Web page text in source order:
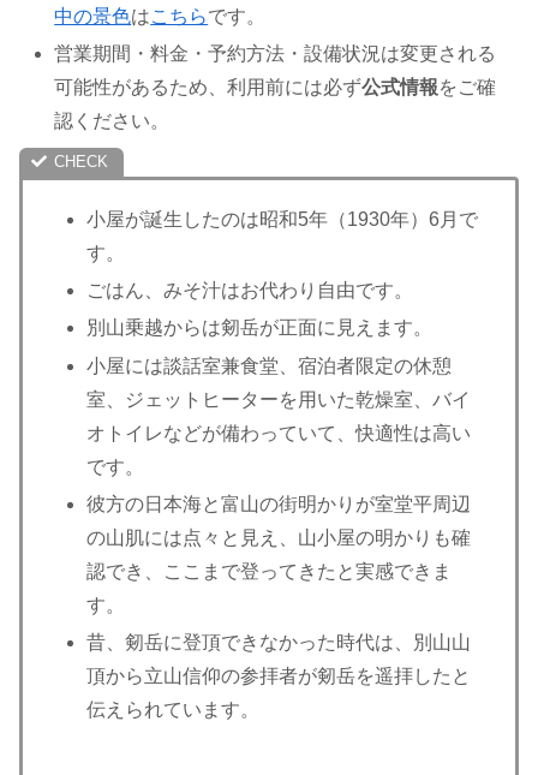
中の景色はこちらです。
営業期間・料金・予約方法・設備状況は変更される
可能性があるため、利用前には必ず公式情報をご確
認ください。
小屋が誕生したのは昭和5年（1930年）6月で
す。
ごはん、みそ汁はお代わり自由です。
別山乗越からは剱岳が正面に見えます。
小屋には談話室兼食堂、宿泊者限定の休憩
室、ジェットヒーターを用いた乾燥室、バイ
オトイレなどが備わっていて、快適性は高い
です。
彼方の日本海と富山の街明かりが室堂平周辺
の山肌には点々と見え、山小屋の明かりも確
認でき、ここまで登ってきたと実感できま
す。
昔、剱岳に登頂できなかった時代は、別山山
頂から立山信仰の参拝者が剱岳を遥拝したと
伝えられています。